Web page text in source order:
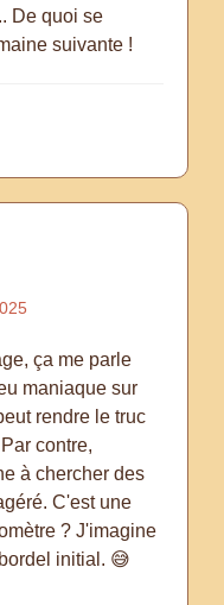
De quoi se
suivante !
ça me parle
maniaque sur
rendre le truc
contre,
à chercher des
C'est une
? J'imagine
initial. 😅